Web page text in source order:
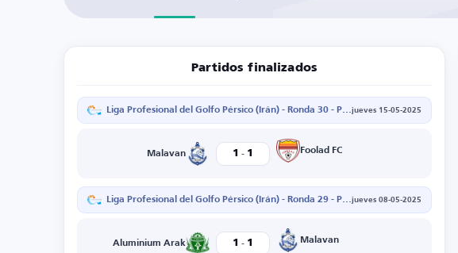
Partidos finalizados
Liga Profesional del Golfo Pérsico (Irán) - Ronda 30 - Partido de vueltajueves 15-05-2025
Malavan 1 - 1 Foolad FC
Liga Profesional del Golfo Pérsico (Irán) - Ronda 29 - Partido de vueltajueves 08-05-2025
Aluminium Arak 1 - 1 Malavan